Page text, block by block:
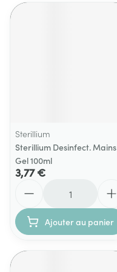
Sterillium
Sterillium Desinfect. Mains
Gel 100ml
3,77 €
Ajouter au panier